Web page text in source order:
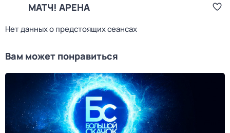
МАТЧ! АРЕНА
Нет данных о предстоящих сеансах
Вам может понравиться